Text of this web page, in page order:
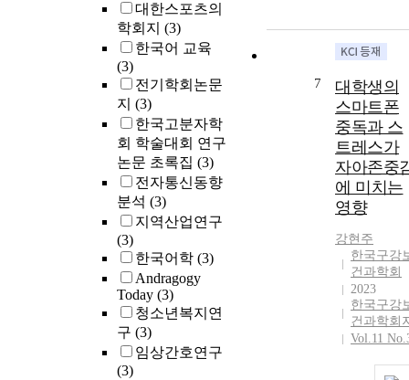
대한스포츠의
학회지 (3)
한국어 교육
(3)
전기학회논문
지 (3)
한국고분자학
회 학술대회 연구
논문 초록집 (3)
전자통신동향
분석 (3)
지역산업연구
(3)
한국어학 (3)
Andragogy
Today (3)
청소년복지연
구 (3)
임상간호연구
(3)
7
대학생의
스마트폰
중독과 스
트레스가
자아존중
에 미치는
영향
강현주
한국구강
건과학회
2023
한국구강
건과학회
Vol.11